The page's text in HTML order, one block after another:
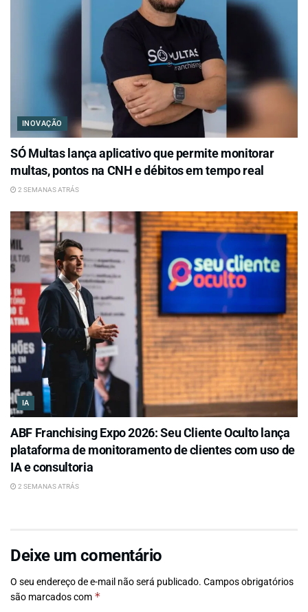
INOVAÇÃO
SÓ Multas lança aplicativo que permite monitorar
multas, pontos na CNH e débitos em tempo real
2 SEMANAS ATRÁS
IA
ABF Franchising Expo 2026: Seu Cliente Oculto lança
plataforma de monitoramento de clientes com uso de
IA e consultoria
2 SEMANAS ATRÁS
Deixe um comentário
O seu endereço de e-mail não será publicado. Campos obrigatórios
são marcados com *